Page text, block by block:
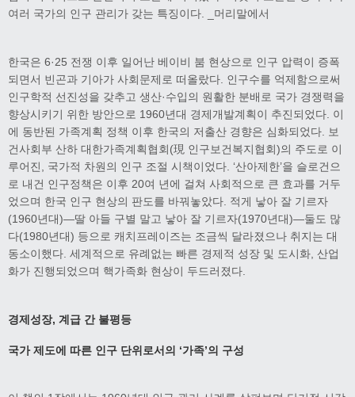
여러 국가의 인구 관리가 갖는 특징이다. _머리말에서
한국은 6·25 전쟁 이후 일어난 베이비 붐 현상으로 인구 압력이 증폭
되면서 빈곤과 기아가 사회문제로 떠올랐다. 인구수를 억제함으로써
인구학적 선진성을 갖추고 생산·수입의 원활한 분배로 국가 경쟁력을
향상시키기 위한 방안으로 1960년대 경제개발계획이 추진되었다. 이
에 동반된 가족계획 정책 이후 한국의 저출산 경향은 심화되었다. 보
건사회부 산하 대한가족계획협회(現 인구보건복지협회)의 주도로 이
루어진, 국가적 차원의 인구 조절 시책이었다. ‘산아제한’을 슬로건으
로 내건 인구정책은 이후 20여 년에 걸쳐 사회적으로 큰 효과를 거두
었으며 한국 인구 현상의 판도를 바꿔놓았다. 적게 낳아 잘 기르자
(1960년대)—딸 아들 구별 말고 낳아 잘 기르자(1970년대)—둘도 많
다(1980년대) 등으로 캐치프레이즈는 조금씩 달라졌으나 취지는 대
동소이했다. 세계적으로 유례없는 빠른 경제적 성장 및 도시화, 산업
화가 진행되었으며 핵가족화 현상이 두드러졌다.
경제성장, 계급 간 불평등
국가 제도에 따른 인구 단위로서의 ‘가족’의 구성